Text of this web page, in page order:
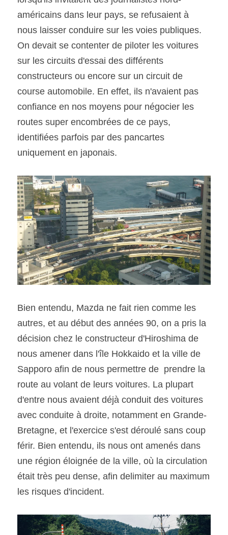
SOUMISSION RAPIDE
ASSURANCE
américains dans leur pays, se refusaient à
nous laisser conduire sur les voies publiques.
On devait se contenter de piloter les voitures
sur les circuits d'essai des différents
constructeurs ou encore sur un circuit de
course automobile. En effet, ils n'avaient pas
confiance en nos moyens pour négocier les
routes super encombrées de ce pays,
identifiées parfois par des pancartes
uniquement en japonais.
Bien entendu, Mazda ne fait rien comme les
autres, et au début des années 90, on a pris la
décision chez le constructeur d'Hiroshima de
nous amener dans l'île Hokkaido et la ville de
Sapporo afin de nous permettre de  prendre la
route au volant de leurs voitures. La plupart
d'entre nous avaient déjà conduit des voitures
avec conduite à droite, notamment en Grande-
Bretagne, et l'exercice s'est déroulé sans coup
férir. Bien entendu, ils nous ont amenés dans
une région éloignée de la ville, où la circulation
était très peu dense, afin delimiter au maximum
les risques d'incident.